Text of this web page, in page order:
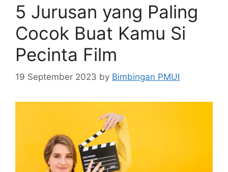
5 Jurusan yang Paling
Cocok Buat Kamu Si
Pecinta Film
19 September 2023 by Bimbingan PMUI